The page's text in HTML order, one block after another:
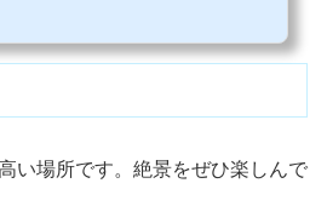
ですが、大きな恐竜たちを目の前に少し戸惑い気味。(笑)もう少し大き
い場所です。絶景をぜひ楽しんで